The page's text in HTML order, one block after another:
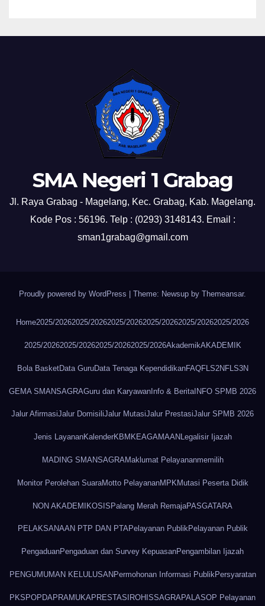
SMA Negeri 1 Grabag
Jl. Raya Grabag - Magelang, Kec. Grabag, Kab. Magelang.
Kode Pos : 56196. Telp : (0293) 3148143. Email :
sman1grabag@gmail.com
Proudly powered by WordPress Theme: Newsup by Themeansar.
Home2025/20262025/20262025/20262025/20262025/20262025/2026
2025/20262025/20262025/20262025/2026AkademikAKADEMIK
Bola BasketData GuruData Tenaga KependidikanFAQFLS2N FLS3N
GEMA SMANSAGRAGuru dan KaryawanInfo & BeritaINFO SPMB 2026
Jalur AfirmasiJalur DomisiliJalur MutasiJalur PrestasiJalur SPMB 2026
Jenis LayananKalenderKBM KEAGAMAAN Legalisir Ijazah
MADING SMANSAGRAMaklumat Pelayananmemilih
Monitor Perolehan SuaraMotto PelayananMPK Mutasi Peserta Didik
NON AKADEMIKOSISPalang Merah RemajaPASGATARA
PELAKSANAAN PTP DAN PTAPelayanan PublikPelayanan Publik
PengaduanPengaduan dan Survey KepuasanPengambilan Ijazah
PENGUMUMAN KELULUSAN Permohonan Informasi Publik Persyaratan
PKSPOPDAPRAMUKAPRESTASIROHISSAGRAPALASOP Pelayanan